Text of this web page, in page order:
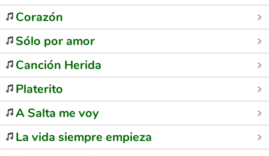
Corazón
Sólo por amor
Canción Herida
Platerito
A Salta me voy
La vida siempre empieza